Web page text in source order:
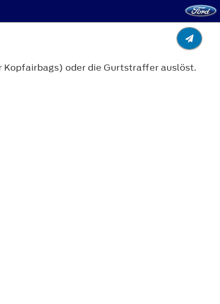
Kopfairbags) oder die Gurtstraffer auslöst.